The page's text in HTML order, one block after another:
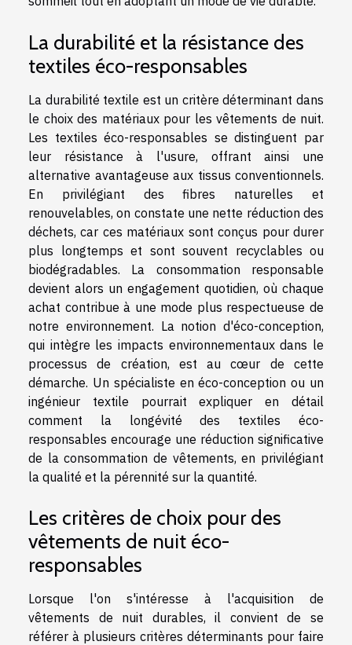
La durabilité et la résistance des
textiles éco-responsables
La durabilité textile est un critère déterminant dans
le choix des matériaux pour les vêtements de nuit.
Les textiles éco-responsables se distinguent par
leur résistance à l'usure, offrant ainsi une
alternative avantageuse aux tissus conventionnels.
En privilégiant des fibres naturelles et
renouvelables, on constate une nette réduction des
déchets, car ces matériaux sont conçus pour durer
plus longtemps et sont souvent recyclables ou
biodégradables. La consommation responsable
devient alors un engagement quotidien, où chaque
achat contribue à une mode plus respectueuse de
notre environnement. La notion d'éco-conception,
qui intègre les impacts environnementaux dans le
processus de création, est au cœur de cette
démarche. Un spécialiste en éco-conception ou un
ingénieur textile pourrait expliquer en détail
comment la longévité des textiles éco-
responsables encourage une réduction significative
de la consommation de vêtements, en privilégiant
la qualité et la pérennité sur la quantité.
Les critères de choix pour des
vêtements de nuit éco-
responsables
Lorsque l'on s'intéresse à l'acquisition de
vêtements de nuit durables, il convient de se
référer à plusieurs critères déterminants pour faire